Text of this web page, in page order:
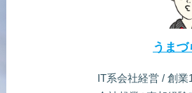
うま
IT系会社経営 / 創